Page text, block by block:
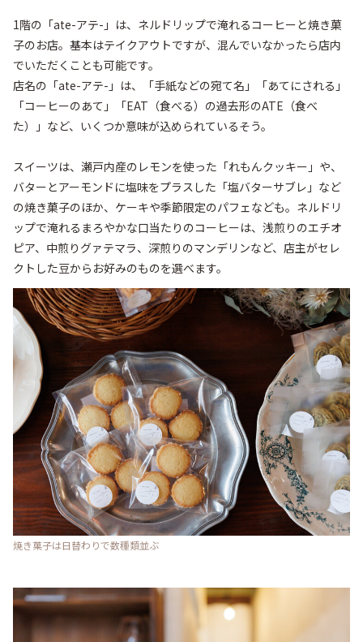
1階の「ate-アテ-」は、ネルドリップで淹れるコーヒーと焼き菓
子のお店。基本はテイクアウトですが、混んでいなかったら店内
でいただくことも可能です。
店名の「ate-アテ-」は、「手紙などの宛て名」「あてにされる」
「コーヒーのあて」「EAT（食べる）の過去形のATE（食べ
た）」など、いくつか意味が込められているそう。
スイーツは、瀬戸内産のレモンを使った「れもんクッキー」や、
バターとアーモンドに塩味をプラスした「塩バターサブレ」など
の焼き菓子のほか、ケーキや季節限定のパフェなども。ネルドリ
ップで淹れるまろやかな口当たりのコーヒーは、浅煎りのエチオ
ピア、中煎りグァテマラ、深煎りのマンデリンなど、店主がセレ
クトした豆からお好みのものを選べます。
焼き菓子は日替わりで数種類並ぶ